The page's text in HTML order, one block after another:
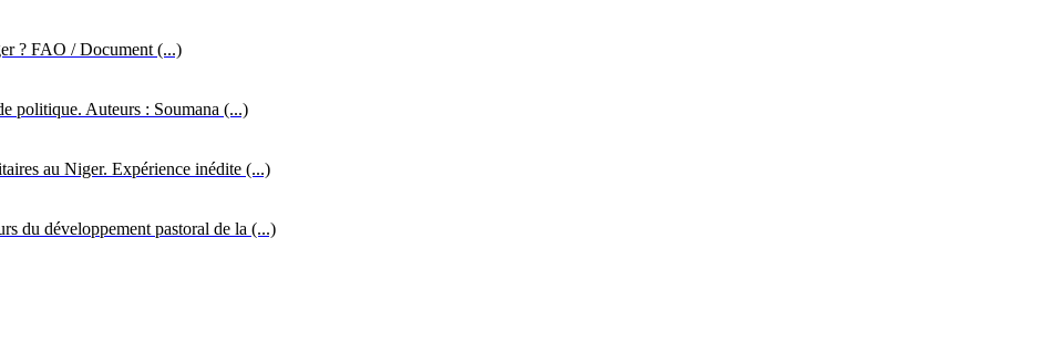
? FAO / Document (...)
politique. Auteurs : Soumana (...)
au Niger. Expérience inédite (...)
du développement pastoral de la (...)